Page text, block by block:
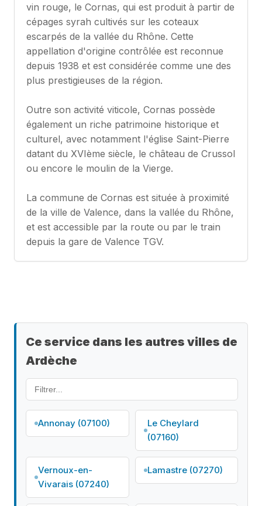
vin rouge, le Cornas, qui est produit à partir de
cépages syrah cultivés sur les coteaux
escarpés de la vallée du Rhône. Cette
appellation d'origine contrôlée est reconnue
depuis 1938 et est considérée comme une des
plus prestigieuses de la région.
Outre son activité viticole, Cornas possède
également un riche patrimoine historique et
culturel, avec notamment l'église Saint-Pierre
datant du XVIème siècle, le château de Crussol
ou encore le moulin de la Vierge.
La commune de Cornas est située à proximité
de la ville de Valence, dans la vallée du Rhône,
et est accessible par la route ou par le train
depuis la gare de Valence TGV.
Ce service dans les autres villes de
Ardèche
Annonay (07100)
Le Cheylard
(07160)
Vernoux-en-
Vivarais (07240)
Lamastre (07270)